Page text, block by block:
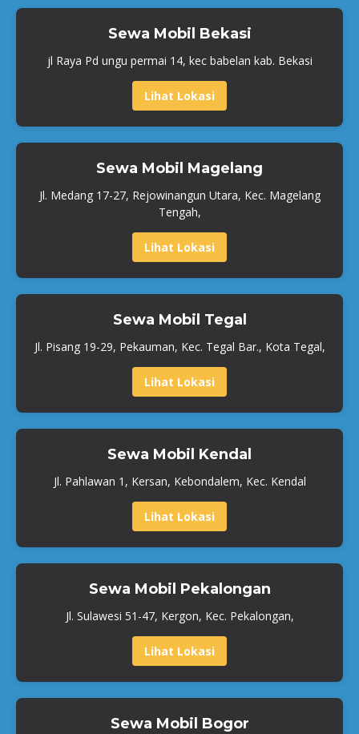
Sewa Mobil Bekasi
jl Raya Pd ungu permai 14, kec babelan kab. Bekasi
Lihat Lokasi
Sewa Mobil Magelang
Jl. Medang 17-27, Rejowinangun Utara, Kec. Magelang
Tengah,
Lihat Lokasi
Sewa Mobil Tegal
Jl. Pisang 19-29, Pekauman, Kec. Tegal Bar., Kota Tegal,
Lihat Lokasi
Sewa Mobil Kendal
Jl. Pahlawan 1, Kersan, Kebondalem, Kec. Kendal
Lihat Lokasi
Sewa Mobil Pekalongan
Jl. Sulawesi 51-47, Kergon, Kec. Pekalongan,
Lihat Lokasi
Sewa Mobil Bogor